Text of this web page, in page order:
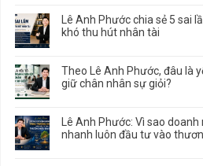
Lê Anh Phước chia sẻ 5 sai
khó thu hút nhân tài
Theo Lê Anh Phước, đâu là
giữ chân nhân sự giỏi?
Lê Anh Phước: Vì sao
nhanh luôn đầu tư vào